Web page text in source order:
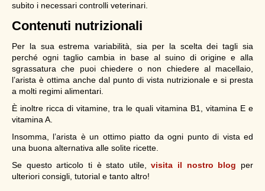
subito i necessari controlli veterinari.
Contenuti nutrizionali
Per la sua estrema variabilità, sia per la scelta dei tagli sia
perché ogni taglio cambia in base al suino di origine e alla
sgrassatura che puoi chiedere o non chiedere al macellaio,
l’arista è ottima anche dal punto di vista nutrizionale e si presta
a molti regimi alimentari.
È inoltre ricca di vitamine, tra le quali vitamina B1, vitamina E e
vitamina A.
Insomma, l’arista è un ottimo piatto da ogni punto di vista ed
una buona alternativa alle solite ricette.
Se questo articolo ti è stato utile,visita il nostro blog per
ulteriori consigli, tutorial e tanto altro!